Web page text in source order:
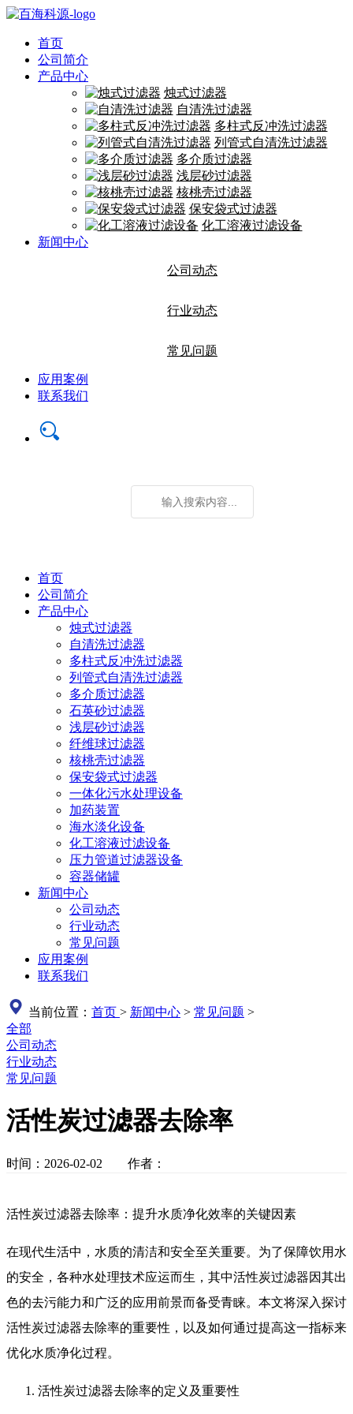
首页
公司简介
产品中心
烛式过滤器
自清洗过滤器
多柱式反冲洗过滤器
列管式自清洗过滤器
多介质过滤器
浅层砂过滤器
核桃壳过滤器
保安袋式过滤器
化工溶液过滤设备
新闻中心
公司动态
行业动态
常见问题
应用案例
联系我们
首页
公司简介
产品中心
烛式过滤器
自清洗过滤器
多柱式反冲洗过滤器
列管式自清洗过滤器
多介质过滤器
石英砂过滤器
浅层砂过滤器
纤维球过滤器
核桃壳过滤器
保安袋式过滤器
一体化污水处理设备
加药装置
海水淡化设备
化工溶液过滤设备
压力管道过滤器设备
容器储罐
新闻中心
公司动态
行业动态
常见问题
应用案例
联系我们
当前位置： 首页 > 新闻中心 > 常见问题 >
全部
公司动态
行业动态
常见问题
活性炭过滤器去除率
时间：2026-02-02 作者：
活性炭过滤器去除率：提升水质净化效率的关键因素
在现代生活中，水质的清洁和安全至关重要。为了保障饮用水
的安全，各种水处理技术应运而生，其中活性炭过滤器因其出
色的去污能力和广泛的应用前景而备受青睐。本文将深入探讨
活性炭过滤器去除率的重要性，以及如何通过提高这一指标来
优化水质净化过程。
活性炭过滤器去除率的定义及重要性